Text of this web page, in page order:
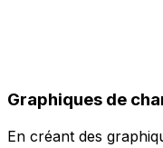
Graphiques de
En créant des